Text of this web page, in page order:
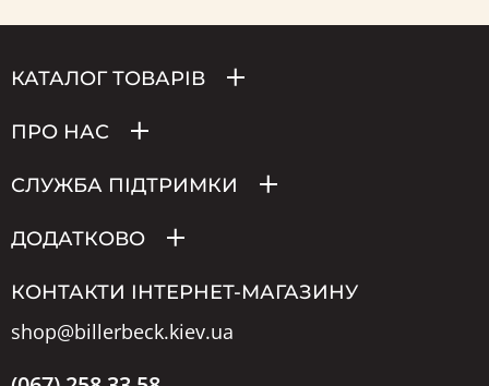
КАТАЛОГ ТОВАРІВ
ПРО НАС
СЛУЖБА ПІДТРИМКИ
ДОДАТКОВО
КОНТАКТИ ІНТЕРНЕТ-МАГАЗИНУ
shop@billerbeck.kiev.ua